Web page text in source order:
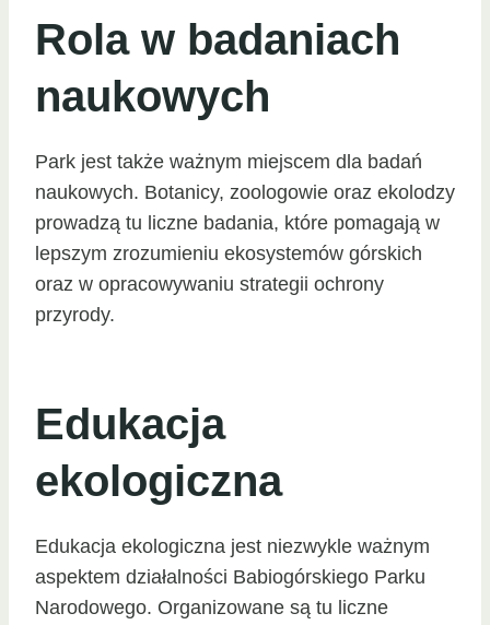
Rola w badaniach
naukowych
Park jest także ważnym miejscem dla badań
naukowych. Botanicy, zoologowie oraz ekolodzy
prowadzą tu liczne badania, które pomagają w
lepszym zrozumieniu ekosystemów górskich
oraz w opracowywaniu strategii ochrony
przyrody.
Edukacja
ekologiczna
Edukacja ekologiczna jest niezwykle ważnym
aspektem działalności Babiogórskiego Parku
Narodowego. Organizowane są tu liczne